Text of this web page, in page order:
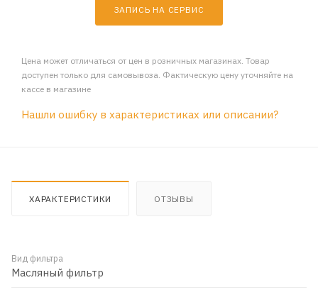
ЗАПИСЬ НА СЕРВИС
Цена может отличаться от цен в розничных магазинах. Товар
доступен только для самовывоза. Фактическую цену уточняйте на
кассе в магазине
Нашли ошибку в характеристиках или описании?
ХАРАКТЕРИСТИКИ ОТЗЫВЫ
Вид фильтра
Масляный фильтр